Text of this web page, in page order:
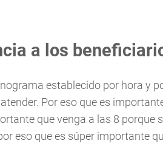
a los
establecido por hora y
Por eso que es
que venga a las 8 porque
eso que es súper importante